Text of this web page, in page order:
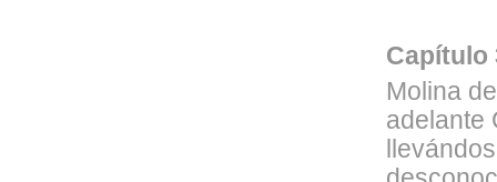
Capítulo
Molina
adelante